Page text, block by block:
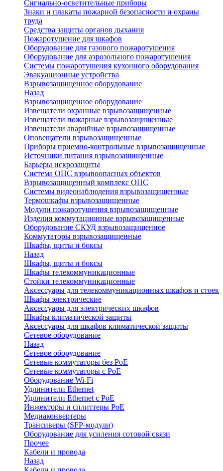
Сигнально-осветительные приборы
Знаки и плакаты пожарной безопасности и охраны
труда
Средства защиты органов дыхания
Пожаротушение для шкафов
Оборудование для газового пожаротушения
Оборудование для аэрозольного пожаротушения
Системы пожаротушения кухонного оборудования
Эвакуационные устройства
Взрывозащищенное оборудование
Назад
Взрывозащищенное оборудование
Извещатели охранные взрывозащищенные
Извещатели пожарные взрывозащищенные
Извещатели аварийные взрывозащищенные
Оповещатели взрывозащищенные
Приборы приемно-контрольные взрывозащищенные
Источники питания взрывозащищенные
Барьеры искрозащиты
Система ОПС взрывоопасных объектов
Взрывозащищенный комплекс ОПС
Системы видеонаблюдения взрывозащищенные
Термошкафы взрывозащищенные
Модули пожаротушения взрывозащищенные
Изделия коммутационные взрывозащищенные
Оборудование СКУД взрывозащищенное
Коммутаторы взрывозащищенные
Шкафы, щиты и боксы
Назад
Шкафы, щиты и боксы
Шкафы телекоммуникационные
Стойки телекоммуникационные
Аксессуары для телекоммуникационных шкафов и стоек
Шкафы электрические
Аксессуары для электрических шкафов
Шкафы климатической защиты
Аксессуары для шкафов климатической защиты
Сетевое оборудование
Назад
Сетевое оборудование
Сетевые коммутаторы без PoE
Сетевые коммутаторы с PoE
Оборудование Wi-Fi
Удлинители Ethernet
Удлинители Ethernet с PoE
Инжекторы и сплиттеры PoE
Медиаконвертеры
Трансиверы (SFP-модули)
Оборудование для усиления сотовой связи
Прочее
Кабели и провода
Назад